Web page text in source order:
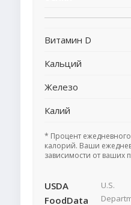
Витамин D
Кальций
Железо
Калий
* Процент
калорий. Ваши
зависимости от ваших
USDA
FoodData
U.S.